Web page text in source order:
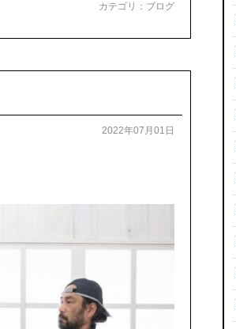
カテゴリ： ブログ
2022年07月01日